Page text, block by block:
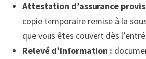
Attestation d’assurance
copie temporaire remise à la
que vous êtes couvert dès
Relevé d’information :